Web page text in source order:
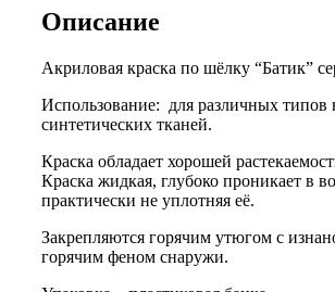
Описание
Акриловая краска по шёлку “Батик”
Использование: для различных типов
синтетических тканей.
Краска обладает хорошей
Краска жидкая, глубоко проникает в
практически не уплотняя её.
Закрепляются горячим утюгом с
горячим феном снаружи.